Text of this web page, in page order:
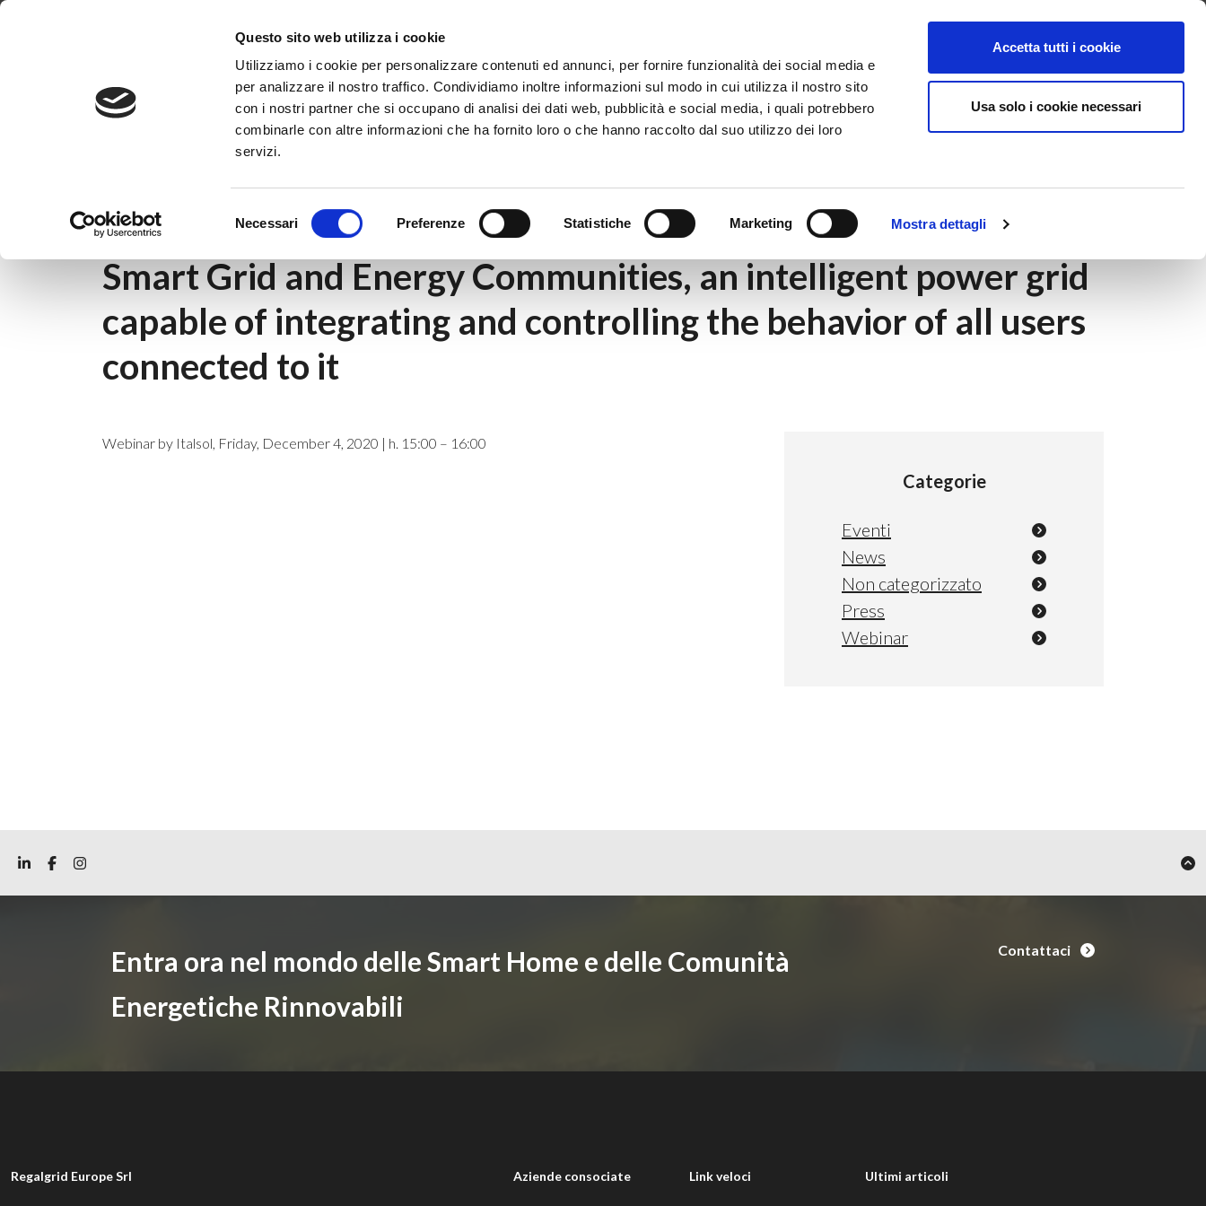
Questo sito web utilizza i cookie
Utilizziamo i cookie per personalizzare contenuti ed annunci, per fornire funzionalità dei social media e
per analizzare il nostro traffico. Condividiamo inoltre informazioni sul modo in cui utilizza il nostro sito
con i nostri partner che si occupano di analisi dei dati web, pubblicità e social media, i quali potrebbero
combinarle con altre informazioni che ha fornito loro o che hanno raccolto dal suo utilizzo dei loro
servizi.
del
Necessari Preferenze Statistiche Marketing Mostra dettagli
Accetta tutti i cookie
Usa solo i cookie necessari
Supporto Apri ticket Scarica l’APP
News & Eventi |
Smart Grid and Energy Communities, an intelligent power grid
capable of integrating and controlling the behavior of all users
connected to it
Webinar by Italsol, Friday, December 4, 2020 | h. 15:00 – 16:00
Categorie
Eventi
News
Non categorizzato
Press
Webinar
Entra ora nel mondo delle Smart Home e delle Comunità
Energetiche Rinnovabili
Contattaci
Regalgrid Europe Srl Aziende consociate Link veloci Ultimi articoli